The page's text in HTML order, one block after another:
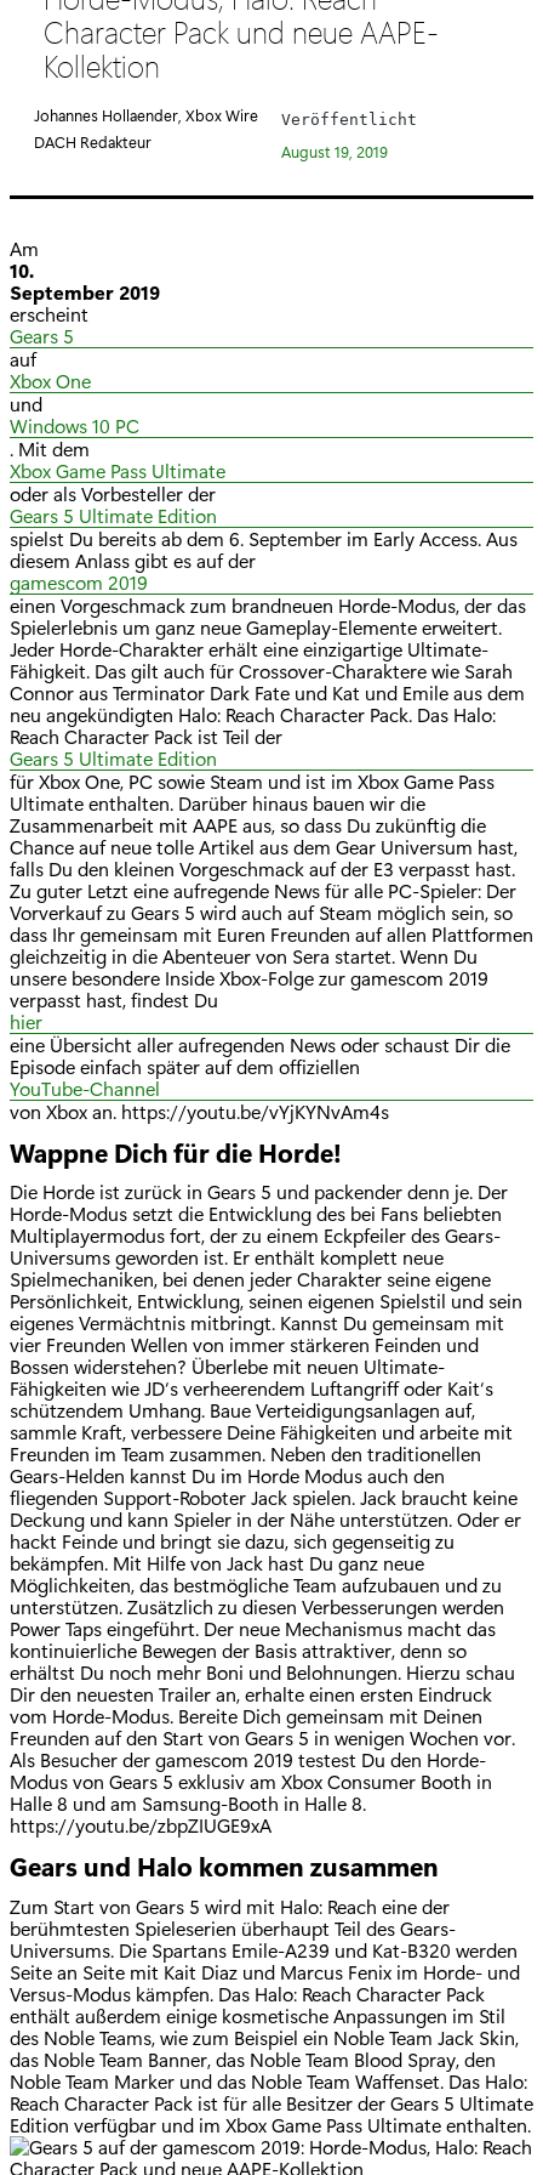
g
o
i
:
Character Pack und neue AAPE-
Kollektion
Johannes Hollaender, Xbox Wire
DACH Redakteur
Veröffentlicht
August 19, 2019
Am
10.
September 2019
erscheint
Gears 5
auf
Xbox One
und
Windows 10 PC
. Mit dem
Xbox Game Pass Ultimate
oder als Vorbesteller der
Gears 5 Ultimate Edition
spielst Du bereits ab dem 6. September im Early Access. Aus
diesem Anlass gibt es auf der
gamescom 2019
einen Vorgeschmack zum brandneuen Horde-Modus, der das
Spielerlebnis um ganz neue Gameplay-Elemente erweitert.
Jeder Horde-Charakter erhält eine einzigartige Ultimate-
Fähigkeit. Das gilt auch für Crossover-Charaktere wie Sarah
Connor aus Terminator Dark Fate und Kat und Emile aus dem
neu angekündigten Halo: Reach Character Pack. Das Halo:
Reach Character Pack ist Teil der
Gears 5 Ultimate Edition
für Xbox One, PC sowie Steam und ist im Xbox Game Pass
Ultimate enthalten. Darüber hinaus bauen wir die
Zusammenarbeit mit AAPE aus, so dass Du zukünftig die
Chance auf neue tolle Artikel aus dem Gear Universum hast,
falls Du den kleinen Vorgeschmack auf der E3 verpasst hast.
Zu guter Letzt eine aufregende News für alle PC-Spieler: Der
Vorverkauf zu Gears 5 wird auch auf Steam möglich sein, so
dass Ihr gemeinsam mit Euren Freunden auf allen Plattformen
gleichzeitig in die Abenteuer von Sera startet. Wenn Du
unsere besondere Inside Xbox-Folge zur gamescom 2019
verpasst hast, findest Du
hier
eine Übersicht aller aufregenden News oder schaust Dir die
Episode einfach später auf dem offiziellen
YouTube-Channel
von Xbox an. https://youtu.be/vYjKYNvAm4s
Wappne Dich für die Horde!
Die Horde ist zurück in Gears 5 und packender denn je. Der
Horde-Modus setzt die Entwicklung des bei Fans beliebten
Multiplayermodus fort, der zu einem Eckpfeiler des Gears-
Universums geworden ist. Er enthält komplett neue
Spielmechaniken, bei denen jeder Charakter seine eigene
Persönlichkeit, Entwicklung, seinen eigenen Spielstil und sein
eigenes Vermächtnis mitbringt. Kannst Du gemeinsam mit
vier Freunden Wellen von immer stärkeren Feinden und
Bossen widerstehen? Überlebe mit neuen Ultimate-
Fähigkeiten wie JD‘s verheerendem Luftangriff oder Kait‘s
schützendem Umhang. Baue Verteidigungsanlagen auf,
sammle Kraft, verbessere Deine Fähigkeiten und arbeite mit
Freunden im Team zusammen. Neben den traditionellen
Gears-Helden kannst Du im Horde Modus auch den
fliegenden Support-Roboter Jack spielen. Jack braucht keine
Deckung und kann Spieler in der Nähe unterstützen. Oder er
hackt Feinde und bringt sie dazu, sich gegenseitig zu
bekämpfen. Mit Hilfe von Jack hast Du ganz neue
Möglichkeiten, das bestmögliche Team aufzubauen und zu
unterstützen. Zusätzlich zu diesen Verbesserungen werden
Power Taps eingeführt. Der neue Mechanismus macht das
kontinuierliche Bewegen der Basis attraktiver, denn so
erhältst Du noch mehr Boni und Belohnungen. Hierzu schau
Dir den neuesten Trailer an, erhalte einen ersten Eindruck
vom Horde-Modus. Bereite Dich gemeinsam mit Deinen
Freunden auf den Start von Gears 5 in wenigen Wochen vor.
Als Besucher der gamescom 2019 testest Du den Horde-
Modus von Gears 5 exklusiv am Xbox Consumer Booth in
Halle 8 und am Samsung-Booth in Halle 8.
https://youtu.be/zbpZIUGE9xA
Gears und Halo kommen zusammen
Zum Start von Gears 5 wird mit Halo: Reach eine der
berühmtesten Spieleserien überhaupt Teil des Gears-
Universums. Die Spartans Emile-A239 und Kat-B320 werden
Seite an Seite mit Kait Diaz und Marcus Fenix im Horde- und
Versus-Modus kämpfen. Das Halo: Reach Character Pack
enthält außerdem einige kosmetische Anpassungen im Stil
des Noble Teams, wie zum Beispiel ein Noble Team Jack Skin,
das Noble Team Banner, das Noble Team Blood Spray, den
Noble Team Marker und das Noble Team Waffenset. Das Halo:
Reach Character Pack ist für alle Besitzer der Gears 5 Ultimate
Edition verfügbar und im Xbox Game Pass Ultimate enthalten.